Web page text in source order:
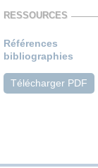
RESSOURCES
Références
bibliographies
Télécharger PDF